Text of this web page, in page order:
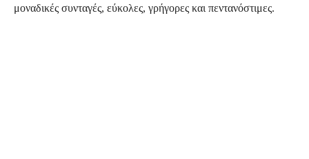
μοναδικές συνταγές, εύκολες, γρήγορες και πεντανόστιμες.